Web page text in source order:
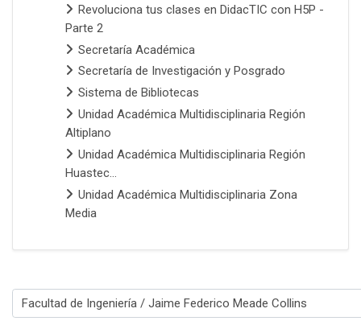
Categorías
Revoluciona tus clases en DidacTIC con H5P -
Parte 2
Secretaría Académica
Secretaría de Investigación y Posgrado
Sistema de Bibliotecas
Unidad Académica Multidisciplinaria Región
Altiplano
Unidad Académica Multidisciplinaria Región
Huastec...
Unidad Académica Multidisciplinaria Zona
Media